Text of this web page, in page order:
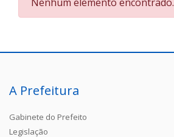
A Prefeitura
Gabinete do Prefeito
Legislação